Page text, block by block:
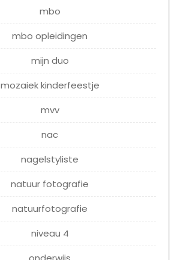
mbo
mbo opleidingen
mijn duo
mozaiek kinderfeestje
mvv
nac
nagelstyliste
natuur fotografie
natuurfotografie
niveau 4